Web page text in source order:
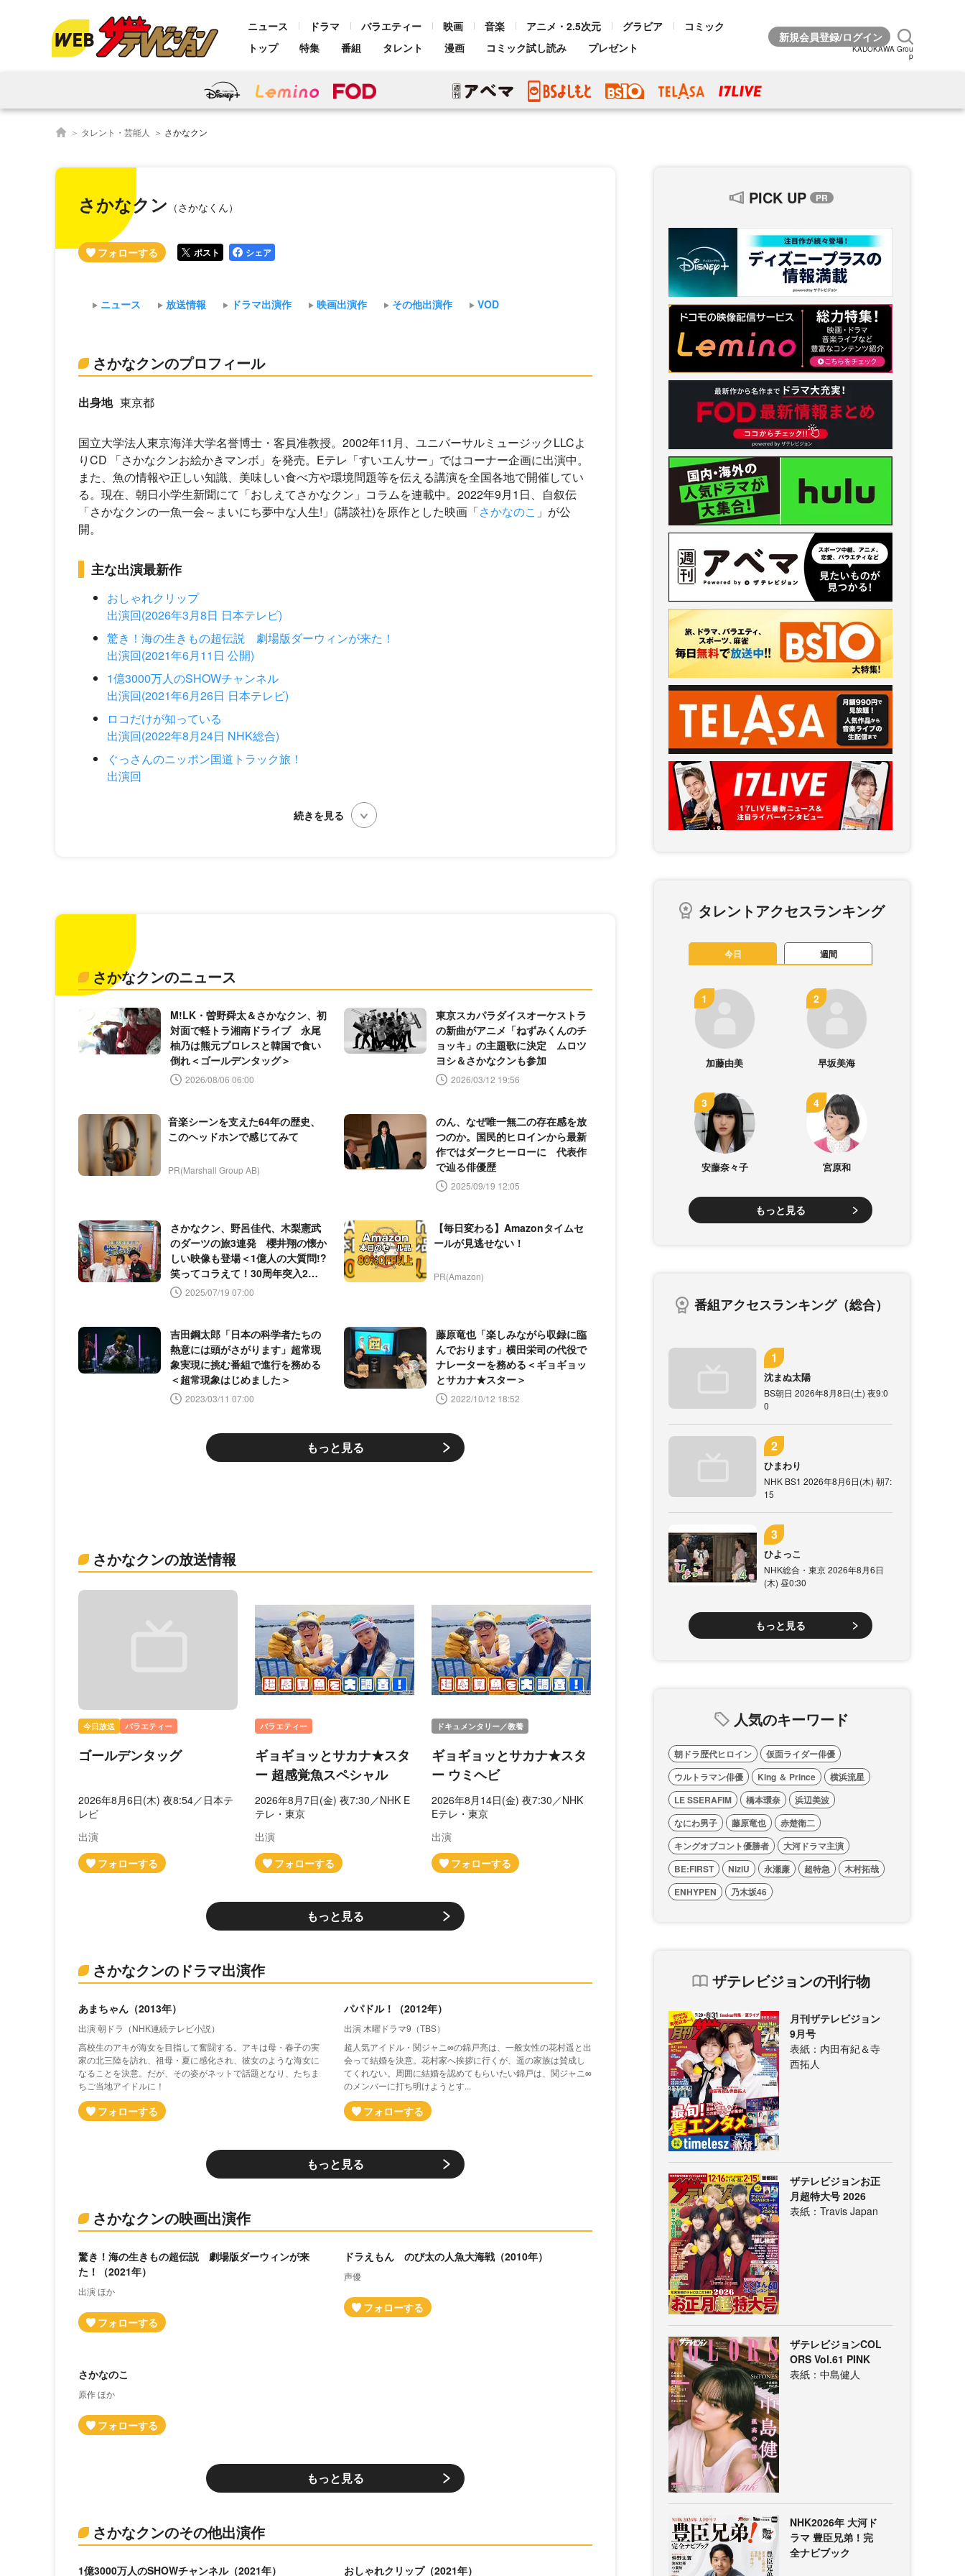
ニュース ドラマ バラエティー 映画 音楽 アニメ・2.5次元 グラビア
コミック
トップ
特集 番組 タレント 漫画 コミック試し読み プレゼント KADOKAWA Grou
p
タレント・芸能人 さかなクン
さかなクン （さかなくん）
ポスト シェア
ニュース 放送情報 ドラマ出演作 映画出演作 その他出演作 VOD
さかなクンのプロフィール
出身地 東京都
国立大学法人東京海洋大学名誉博士・客員准教授。2002年11月、ユニバーサルミュージックLLCよ
りCD 「さかなクンお絵かきマンボ」を発売。Eテレ「すいエんサー」ではコーナー企画に出演中。
また、魚の情報や正しい知識、美味しい食べ方や環境問題等を伝える講演を全国各地で開催してい
る。現在、朝日小学生新聞にて「おしえてさかなクン」コラムを連載中。2022年9月1日、自叙伝
「さかなクンの一魚一会～まいにち夢中な人生!」(講談社)を原作とした映画「さかなのこ 」が公
開。
主な出演最新作
おしゃれクリップ
出演回(2026年3月8日 日本テレビ)
驚き！海の生きもの超伝説 劇場版ダーウィンが来た！
出演回(2021年6月11日 公開)
1億3000万人のSHOWチャンネル
出演回(2021年6月26日 日本テレビ)
ロコだけが知っている
出演回(2022年8月24日 NHK総合)
ぐっさんのニッポン国道トラック旅！
出演回
さかなクンのニュース
M!LK・曽野舜太＆さかなクン、初
対面で軽トラ湘南ドライブ 永尾
柚乃は熊元プロレスと韓国で食い
倒れ＜ゴールデンタッグ＞
2026/08/06 06:00
東京スカパラダイスオーケストラ
の新曲がアニメ「ねずみくんのチ
ョッキ」の主題歌に決定 ムロツ
ヨシ＆さかなクンも参加
2026/03/12 19:56
音楽シーンを支えた64年の歴史、
このヘッドホンで感じてみて
PR(Marshall Group AB)
のん、なぜ唯一無二の存在感を放
つのか。国民的ヒロインから最新
作ではダークヒーローに 代表作
で辿る俳優歴
2025/09/19 12:05
さかなクン、野呂佳代、木梨憲武
のダーツの旅3連発 櫻井翔の懐か
しい映像も登場＜1億人の大質問!?
笑ってコラえて！30周年突入2時
間スペシャル＞
2025/07/19 07:00
【毎日変わる】Amazonタイムセ
ールが見逃せない！
PR(Amazon)
吉田鋼太郎「日本の科学者たちの
熱意には頭がさがります」超常現
象実現に挑む番組で進行を務める
＜超常現象はじめました＞
2023/03/11 07:00
藤原竜也「楽しみながら収録に臨
んでおります」横田栄司の代役で
ナレーターを務める＜ギョギョッ
とサカナ★スター＞
2022/10/12 18:52
もっと見る
さかなクンの放送情報
今日放送 バラエティー
ゴールデンタッグ
2026年8月6日(木) 夜8:54／日本テ
レビ
出演
バラエティー
ギョギョッとサカナ★スタ
ー 超感覚魚スペシャル
2026年8月7日(金) 夜7:30／NHK E
テレ・東京
出演
ドキュメンタリー／教養
ギョギョッとサカナ★スタ
ー ウミヘビ
2026年8月14日(金) 夜7:30／NHK
Eテレ・東京
出演
もっと見る
さかなクンのドラマ出演作
あまちゃん（2013年）
出演 朝ドラ（NHK連続テレビ小説）
高校生のアキが海女を目指して奮闘する。アキは母・春子の実
家の北三陸を訪れ、祖母・夏に感化され、彼女のような海女に
なることを決意。だが、その姿がネットで話題となり、たちま
ちご当地アイドルに！
パパドル！（2012年）
出演 木曜ドラマ9（TBS）
超人気アイドル・関ジャニ∞の錦戸亮は、一般女性の花村遥と出
会って結婚を決意。花村家へ挨拶に行くが、遥の家族は賛成し
てくれない。周囲に結婚を認めてもらいたい錦戸は、関ジャニ∞
のメンバーに打ち明けようとす...
もっと見る
さかなクンの映画出演作
驚き！海の生きもの超伝説 劇場版ダーウィンが来
た！（2021年）
出演 ほか
ドラえもん のび太の人魚大海戦（2010年）
声優
さかなのこ
原作 ほか
もっと見る
さかなクンのその他出演作
1億3000万人のSHOWチャンネル（2021年） おしゃれクリップ（2021年）
PICK UP
タレントアクセスランキング
今日 週間
加藤由美 早坂美海
安藤奈々子 宮原和
もっと見る
番組アクセスランキング（総合）
沈まぬ太陽
BS朝日 2026年8月8日(土) 夜9:0
0
ひまわり
NHK BS1 2026年8月6日(木) 朝7:
15
ひよっこ
NHK総合・東京 2026年8月6日
(木) 昼0:30
もっと見る
人気のキーワード
朝ドラ歴代ヒロイン
仮面ライダー俳優
ウルトラマン俳優
King ＆ Prince
横浜流星
LE SSERAFIM
橋本環奈
浜辺美波
なにわ男子
藤原竜也
赤楚衛二
キングオブコント優勝者
大河ドラマ主演
BE:FIRST
NiziU 永瀬廉 超特急
木村拓哉
ENHYPEN
乃木坂46
ザテレビジョンの刊行物
月刊ザテレビジョン
9月号
表紙：内田有紀＆寺
西拓人
ザテレビジョンお正
月超特大号 2026
表紙：Travis Japan
ザテレビジョンCOL
ORS Vol.61 PINK
表紙：中島健人
NHK2026年 大河ド
ラマ 豊臣兄弟！完
全ナビブック